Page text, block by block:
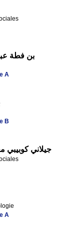
بن فطة
A
B
جيلاني كوبيبي
A